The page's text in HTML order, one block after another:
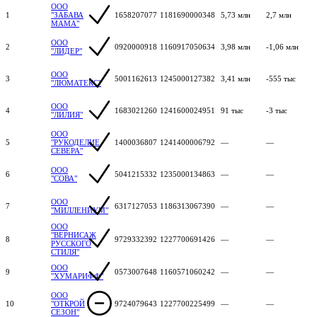
1
ООО
"ЗАБАВА
МАМА"
1658207077 1181690000348 5,73 млн 2,7 млн
2
ООО
"ЛИДЕР"
0920000918 1160917050634 3,98 млн -1,06 млн
3
ООО
"ЛЮМАТЕКС"
5001162613 1245000127382 3,41 млн -555 тыс
4
ООО
"ЛИЛИЯ"
1683021260 1241600024951 91 тыс -3 тыс
5
ООО
"РУКОДЕЛИЕ
СЕВЕРА"
1400036807 1241400006792 — —
6
ООО
"СОВА"
5041215332 1235000134863 — —
7
ООО
"МИЛЛЕНИУМ"
6317127053 1186313067390 — —
8
ООО
"ВЕРНИСАЖ
РУССКОГО
СТИЛЯ"
9729332392 1227700691426 — —
9
ООО
"ХУМАРИФФ"
0573007648 1160571060242 — —
10
ООО
"ОТКРОЙ
СЕЗОН"
9724079643 1227700225499 — —